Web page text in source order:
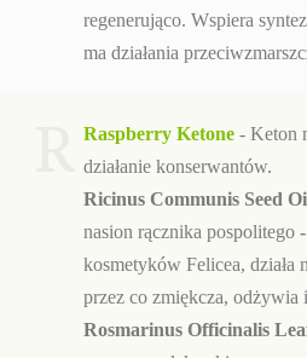
regenerująco. Wspiera
ma działania
Raspberry Ketone - Keton
działanie konserwantów.
Ricinus Communis Seed
nasion rącznika pospolitego -
kosmetyków Felicea, działa
przez co zmiękcza, odżywia
Rosmarinus Officinalis